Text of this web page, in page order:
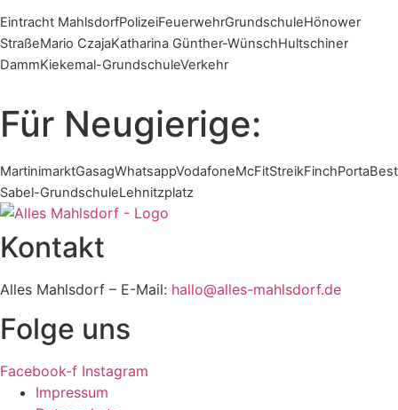
Eintracht MahlsdorfPolizeiFeuerwehrGrundschuleHönower
StraßeMario CzajaKatharina Günther-WünschHultschiner
DammKiekemal-GrundschuleVerkehr
Für Neugierige:
MartinimarktGasagWhatsappVodafoneMcFitStreikFinchPorta
Sabel-GrundschuleLehnitzplatz
Kontakt
Alles Mahlsdorf – E-Mail: hallo@alles-mahlsdorf.de
Folge uns
Facebook-f Instagram
Impressum